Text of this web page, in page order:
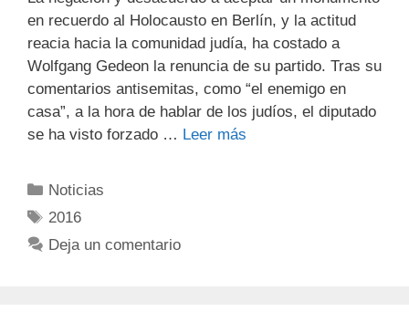
en recuerdo ‎al Holocausto en Berlín, y la actitud
reacia hacia la comunidad judía, ha costado a
Wolfgang ‎Gedeon la renuncia de su partido. Tras su
comentarios antisemitas, como “el enemigo en
‎casa”, a la hora de hablar de los judíos, el diputado
se ha visto forzado … Leer más
Noticias
2016
Deja un comentario